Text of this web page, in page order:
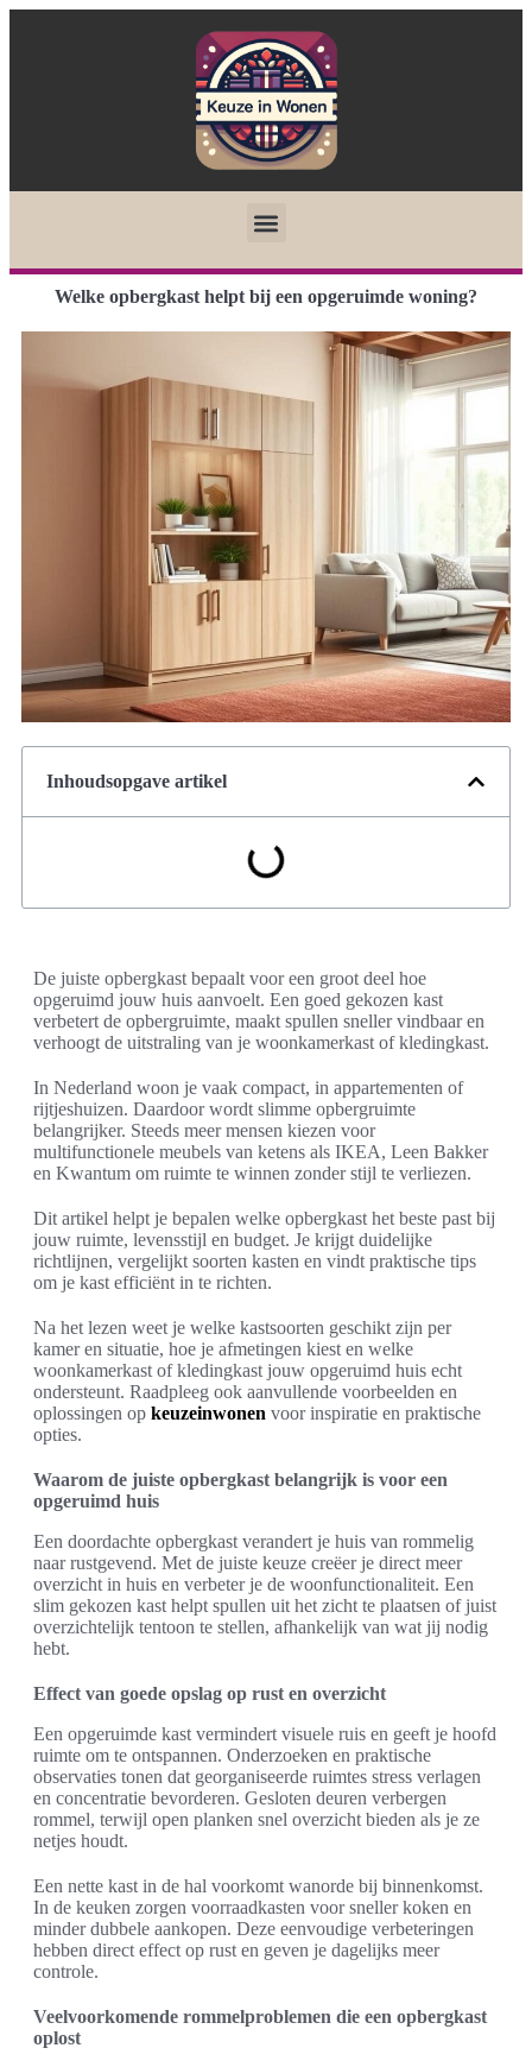
Welke opbergkast helpt bij een opgeruimde woning?
Inhoudsopgave artikel
De juiste opbergkast bepaalt voor een groot deel hoe
opgeruimd jouw huis aanvoelt. Een goed gekozen kast
verbetert de opbergruimte, maakt spullen sneller vindbaar en
verhoogt de uitstraling van je woonkamerkast of kledingkast.
In Nederland woon je vaak compact, in appartementen of
rijtjeshuizen. Daardoor wordt slimme opbergruimte
belangrijker. Steeds meer mensen kiezen voor
multifunctionele meubels van ketens als IKEA, Leen Bakker
en Kwantum om ruimte te winnen zonder stijl te verliezen.
Dit artikel helpt je bepalen welke opbergkast het beste past bij
jouw ruimte, levensstijl en budget. Je krijgt duidelijke
richtlijnen, vergelijkt soorten kasten en vindt praktische tips
om je kast efficiënt in te richten.
Na het lezen weet je welke kastsoorten geschikt zijn per
kamer en situatie, hoe je afmetingen kiest en welke
woonkamerkast of kledingkast jouw opgeruimd huis echt
ondersteunt. Raadpleeg ook aanvullende voorbeelden en
oplossingen op keuzeinwonen voor inspiratie en praktische
opties.
Waarom de juiste opbergkast belangrijk is voor een
opgeruimd huis
Een doordachte opbergkast verandert je huis van rommelig
naar rustgevend. Met de juiste keuze creëer je direct meer
overzicht in huis en verbeter je de woonfunctionaliteit. Een
slim gekozen kast helpt spullen uit het zicht te plaatsen of juist
overzichtelijk tentoon te stellen, afhankelijk van wat jij nodig
hebt.
Effect van goede opslag op rust en overzicht
Een opgeruimde kast vermindert visuele ruis en geeft je hoofd
ruimte om te ontspannen. Onderzoeken en praktische
observaties tonen dat georganiseerde ruimtes stress verlagen
en concentratie bevorderen. Gesloten deuren verbergen
rommel, terwijl open planken snel overzicht bieden als je ze
netjes houdt.
Een nette kast in de hal voorkomt wanorde bij binnenkomst.
In de keuken zorgen voorraadkasten voor sneller koken en
minder dubbele aankopen. Deze eenvoudige verbeteringen
hebben direct effect op rust en geven je dagelijks meer
controle.
Veelvoorkomende rommelproblemen die een opbergkast
oplost